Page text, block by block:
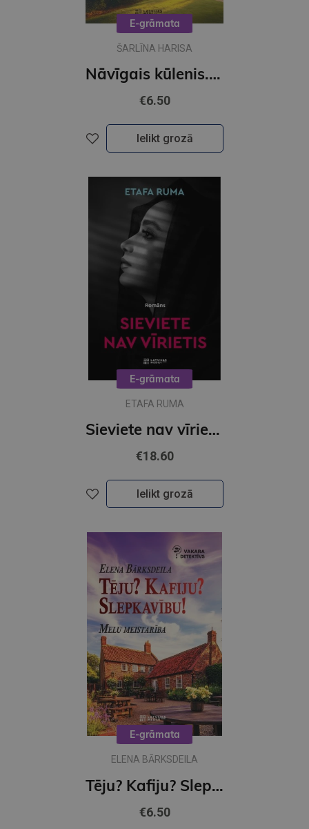
E-grāmata
ŠARLĪNA HARISA
Nāvīgais kūlenis. Auroras Tīgārdenas mistērijas (e-grāmata)
€6.50
Ielikt grozā
E-grāmata
ETAFA RUMA
Sieviete nav vīrietis (e-grāmata)
€18.60
Ielikt grozā
E-grāmata
ELENA BĀRKSDEILA
Tēju? Kafiju? Slepkavību! Melu meistarība (e-grāmata)
€6.50